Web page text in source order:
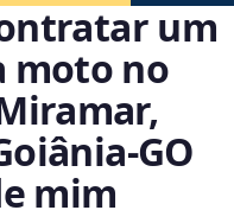
um
moto no
mim